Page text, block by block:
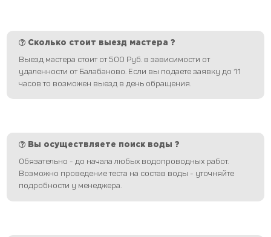
Сколько стоит выезд мастера ?
Выезд мастера стоит от 500 Руб. в зависимости от
удаленности от Балабаново. Если вы подаете заявку до 11
часов то возможен выезд в день обращения.
Вы осуществляете поиск воды ?
Обязательно - до начала любых водопроводных работ.
Возможно проведение теста на состав воды - уточняйте
подробности у менеджера.